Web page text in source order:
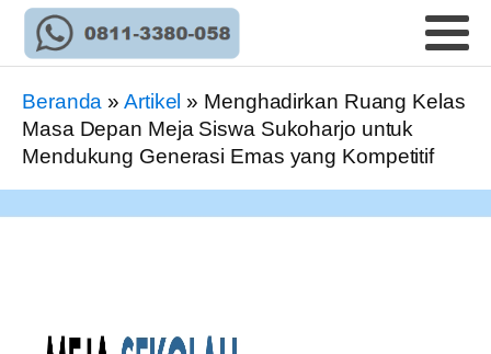
Beranda »Artikel » Menghadirkan Ruang Kelas
Masa Depan Meja Siswa Sukoharjo untuk
Mendukung Generasi Emas yang Kompetitif